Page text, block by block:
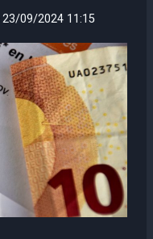
23/09/2024 11:15